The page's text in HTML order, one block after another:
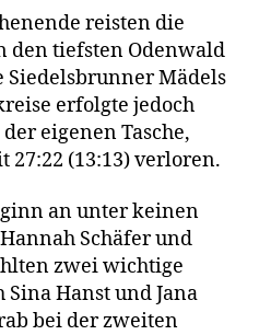
reisten die
den tiefsten Odenwald
Siedelsbrunner Mädels
erfolgte jedoch
eigenen Tasche,
27:22 (13:13) verloren.
an unter keinen
Schäfer und
zwei wichtige
Hanst und Jana
bei der zweiten